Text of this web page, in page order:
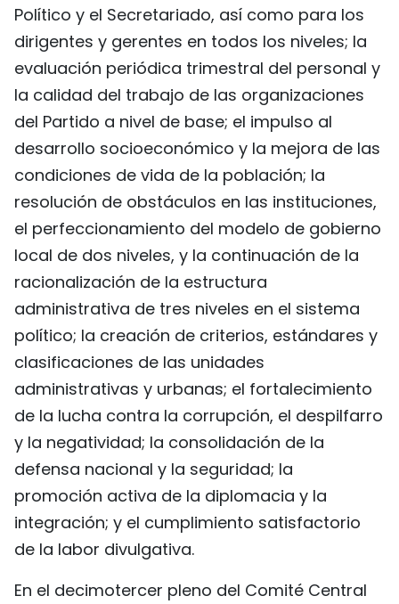
Político y el Secretariado, así como para los
dirigentes y gerentes en todos los niveles; la
evaluación periódica trimestral del personal y
la calidad del trabajo de las organizaciones
del Partido a nivel de base; el impulso al
desarrollo socioeconómico y la mejora de las
condiciones de vida de la población; la
resolución de obstáculos en las instituciones,
el perfeccionamiento del modelo de gobierno
local de dos niveles, y la continuación de la
racionalización de la estructura
administrativa de tres niveles en el sistema
político; la creación de criterios, estándares y
clasificaciones de las unidades
administrativas y urbanas; el fortalecimiento
de la lucha contra la corrupción, el despilfarro
y la negatividad; la consolidación de la
defensa nacional y la seguridad; la
promoción activa de la diplomacia y la
integración; y el cumplimiento satisfactorio
de la labor divulgativa.
En el decimotercer pleno del Comité Central